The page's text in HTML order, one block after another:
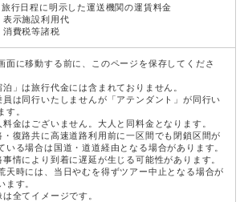
旅行日程に明示した運送機関の運賃料金
表示施設利用代
消費税等諸税
面に移動する前に、このページを保存してくださ
」は旅行代金には含まれておりません。
は同行いたしませんが「アテンダント」が同行い
す。
金はございません。大人と同料金となります。
復路共に高速道路利用前に一区間でも閉鎖区間が
いる場合は国道・道道経由となる場合があります。
情により到着に遅延が生じる可能性があります。
天時には、当日やむを得ずツアー中止となる場合が
ます。
全てイメージです。